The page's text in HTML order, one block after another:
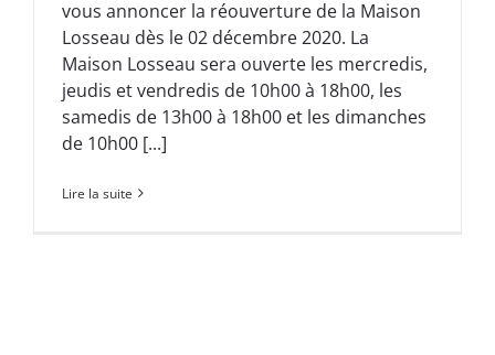
vous annoncer la réouverture de la Maison
Losseau dès le 02 décembre 2020. La
Maison Losseau sera ouverte les mercredis,
jeudis et vendredis de 10h00 à 18h00, les
samedis de 13h00 à 18h00 et les dimanches
de 10h00 [...]
Lire la suite